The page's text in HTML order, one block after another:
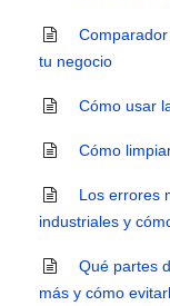
tu negocio
Cómo usar
Cómo
Los errores
industriales y
Qué partes
más y cómo